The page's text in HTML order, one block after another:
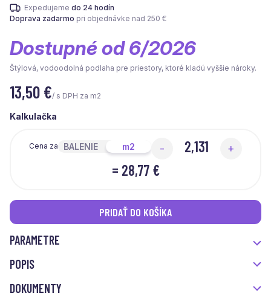
Expedujeme do 24 hodín
Doprava zadarmo pri objednávke nad 250 €
Dostupné od 6/2026
Štýlová, vodoodolná podlaha pre priestory, ktoré kladú vyššie nároky.
13,50 €/ s DPH za m2
Kalkulačka
Cena za BALENIE m2 - +
= 28,77 €
PRIDAŤ DO KOŠÍKA
PARAMETRE
POPIS
DOKUMENTY